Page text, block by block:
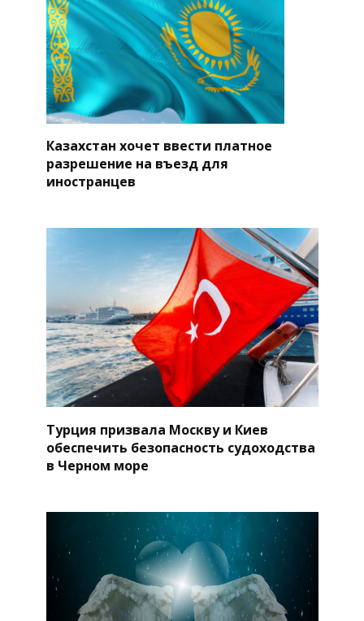
Казахстан хочет ввести платное
разрешение на въезд для
иностранцев
Турция призвала Москву и Киев
обеспечить безопасность судоходства
в Черном море